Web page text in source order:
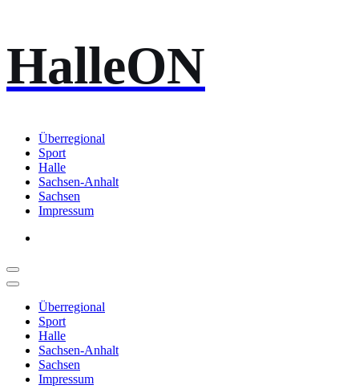
Inhalt
springen
HalleON
Überregional
Sport
Halle
Sachsen-Anhalt
Sachsen
Impressum
Überregional
Sport
Halle
Sachsen-Anhalt
Sachsen
Impressum